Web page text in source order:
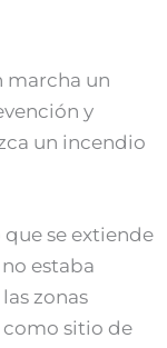
marcha un
y
un incendio
se extiende
estaba
zonas
sitio de